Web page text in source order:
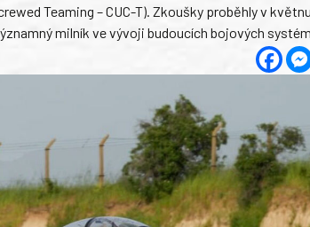
Teaming – CUC-T). Zkoušky proběhly v
milník ve vývoji budoucích bojových